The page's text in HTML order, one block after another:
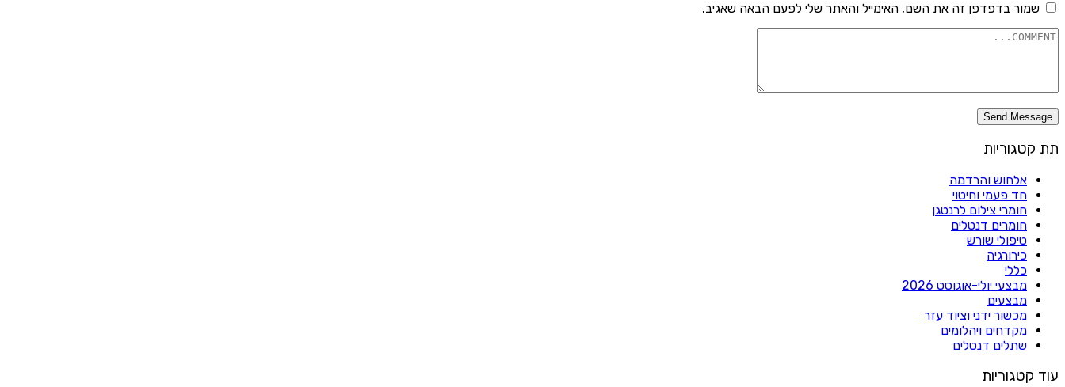
שמור בדפדפן זה את השם, האימייל והאתר שלי לפעם הבאה שאגיב.
תת קטגוריות
אלחוש והרדמה
חד פעמי וחיטוי
חומרי צילום לרנטגן
חומרים דנטלים
טיפולי שורש
כירורגיה
כללי
מבצעי יולי-אוגוסט 2026
מבצעים
מכשור ידני וציוד עזר
מקדחים ויהלומים
שתלים דנטלים
עוד קטגוריות